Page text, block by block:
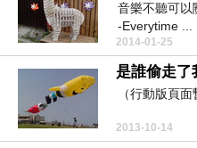
音樂不聽可以
-Everytime ...
2014-01-25
是誰偷走了
（行動版頁
2013-10-14